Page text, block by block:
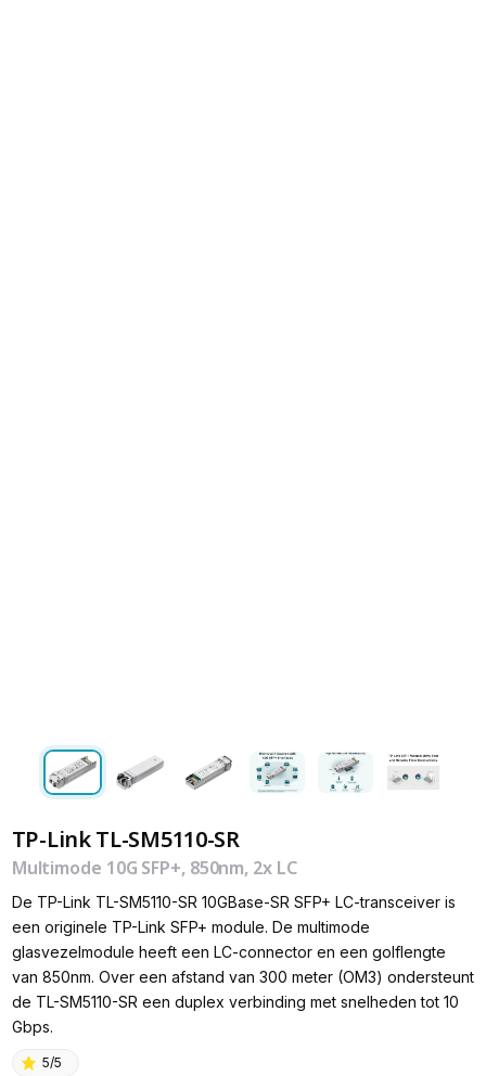
TP-Link TL-SM5110-SR
Multimode 10G SFP+, 850nm, 2x LC
De TP-Link TL-SM5110-SR 10GBase-SR SFP+ LC-transceiver is
een originele TP-Link SFP+ module. De multimode
glasvezelmodule heeft een LC-connector en een golflengte
van 850nm. Over een afstand van 300 meter (OM3) ondersteunt
de TL-SM5110-SR een duplex verbinding met snelheden tot 10
Gbps.
5/5